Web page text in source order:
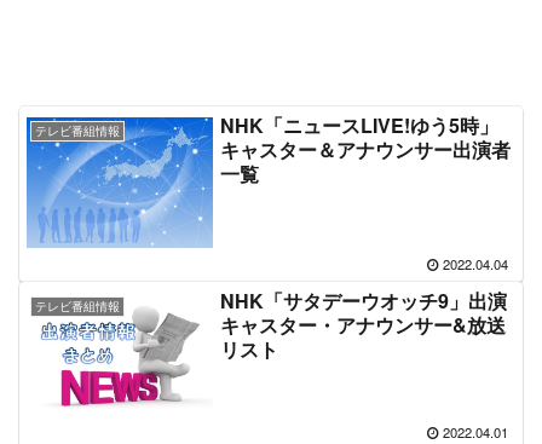
テレビ番組情報
NHK「ニュースLIVE!ゆう5時」
キャスター＆アナウンサー出演者
一覧
2022.04.04
テレビ番組情報
NHK「サタデーウオッチ9」出演
キャスター・アナウンサー&放送
リスト
2022.04.01